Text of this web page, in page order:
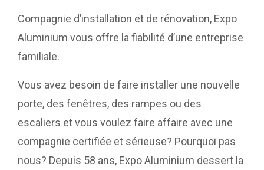
Compagnie d’installation et de rénovation, Expo
Aluminium vous offre la fiabilité d’une entreprise
familiale.
Vous avez besoin de faire installer une nouvelle
porte, des fenêtres, des rampes ou des
escaliers et vous voulez faire affaire avec une
compagnie certifiée et sérieuse? Pourquoi pas
nous? Depuis 58 ans, Expo Aluminium dessert la